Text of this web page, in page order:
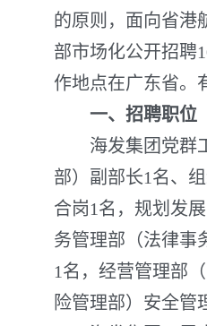
的原则，面向省港
部市场化公开招聘
作地点在广东省。
一、招聘职位
海发集团党群
部）副部长1名、
合岗1名，规划发
务管理部（法律事
1名，经营管理部
险管理部）安全管